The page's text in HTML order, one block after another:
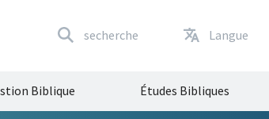
secherche Langue
Biblique Études Bibliques